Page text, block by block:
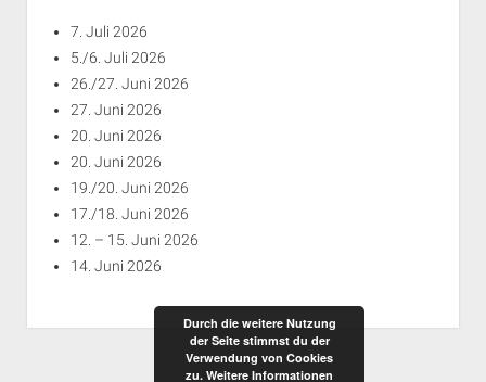
7. Juli 2026
5./6. Juli 2026
26./27. Juni 2026
27. Juni 2026
20. Juni 2026
20. Juni 2026
19./20. Juni 2026
17./18. Juni 2026
12. – 15. Juni 2026
14. Juni 2026
Durch die weitere Nutzung
der Seite stimmst du der
Verwendung von Cookies
zu. Weitere Informationen